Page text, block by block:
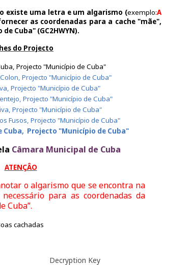
existe uma letra e um algarismo (exemplo:A
as coordenadas para a cache "mãe",
Cuba" (GC2HWYN).
do Projecto
Projecto "Município de Cuba"
Projecto "Município de Cuba"
Projecto "Município de Cuba"
Projecto "Município de Cuba"
Projecto "Município de Cuba"
Fusos, Projecto "Município de Cuba"
Cuba, Projecto "Município de Cuba"
Câmara Municipal de Cuba
ATENÇÂO
o algarismo que se encontra na
para as coordenadas da
Cuba”.
cachadas
Decryption Key